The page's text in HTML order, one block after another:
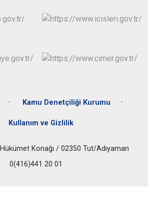
Kamu Denetçiliği Kurumu
Kullanım ve Gizlilik
Konağı / 02350 Tut/Adıyaman
0(416)441 20 01